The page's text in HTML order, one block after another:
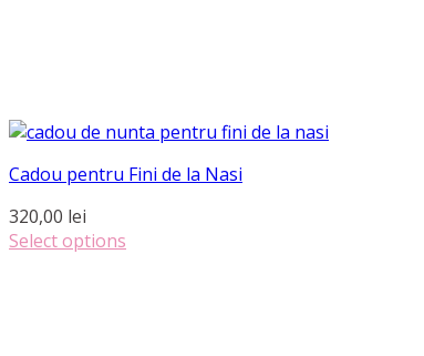
Cadou pentru Fini de la Nasi
320,00 lei
Select options